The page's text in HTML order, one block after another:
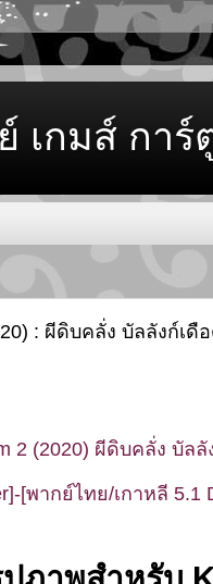
เกมส์ การ์
: ผีดิบคลั่ง บัลลังก์เดื
2 (2020) ผีดิบคลั่ง บัลลั
[พากย์ไทย/เกาหลี 5.1